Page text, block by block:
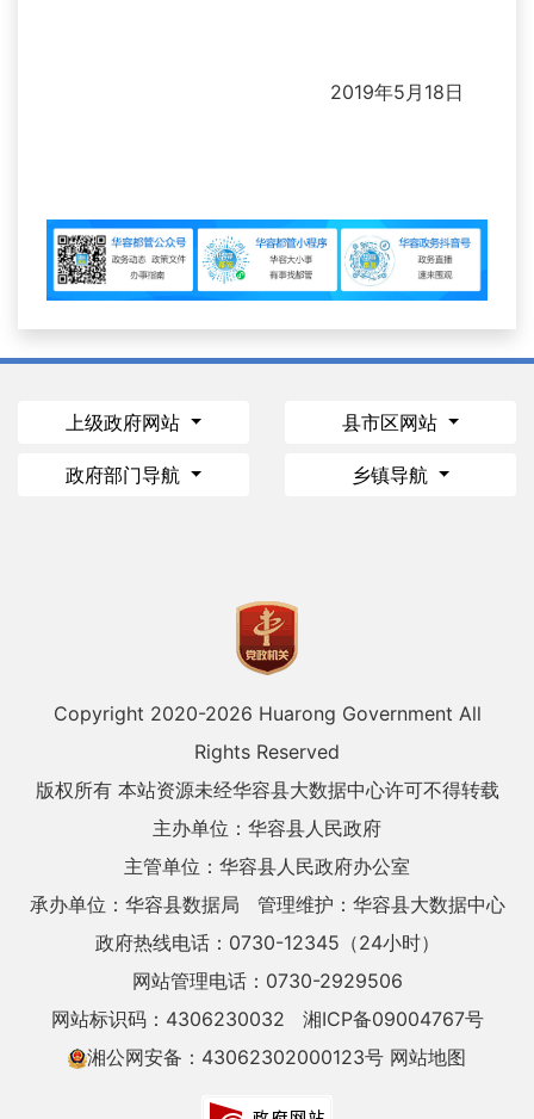
2019年5月18日
上级政府网站 县市区网站
政府部门导航 乡镇导航
Copyright 2020-2026 Huarong Government All
Rights Reserved
版权所有 本站资源未经华容县大数据中心许可不得转载
主办单位：华容县人民政府
主管单位：华容县人民政府办公室
承办单位：华容县数据局
管理维护：华容县大数据中心
政府热线电话：0730-12345（24小时）
网站管理电话：0730-2929506
网站标识码：4306230032
湘ICP备09004767号
湘公网安备：43062302000123号 网站地图